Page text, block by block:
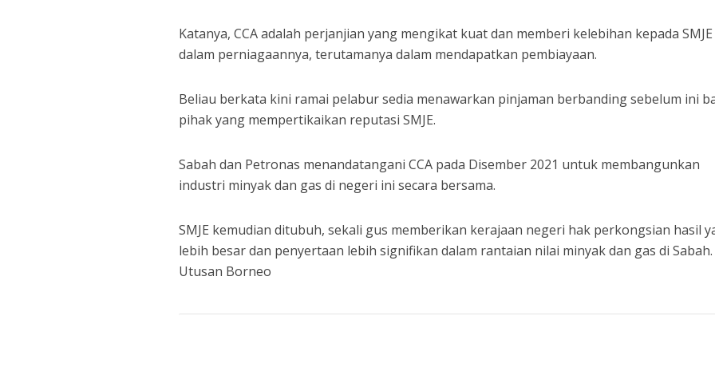
Katanya, CCA adalah perjanjian yang mengikat kuat dan memberi kelebihan kepada SMJE
dalam perniagaannya, terutamanya dalam mendapatkan pembiayaan.
Beliau berkata kini ramai pelabur sedia menawarkan pinjaman berbanding sebelum ini
pihak yang mempertikaikan reputasi SMJE.
Sabah dan Petronas menandatangani CCA pada Disember 2021 untuk membangunkan
industri minyak dan gas di negeri ini secara bersama.
SMJE kemudian ditubuh, sekali gus memberikan kerajaan negeri hak perkongsian hasil
lebih besar dan penyertaan lebih signifikan dalam rantaian nilai minyak dan gas di Sabah.
Utusan Borneo